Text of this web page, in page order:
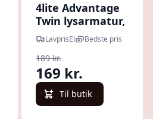
4lite Advantage
Twin lysarmatur,
50W, 150 cm
LavprisEl Bedste pris
189 kr.
169 kr.
Til butik